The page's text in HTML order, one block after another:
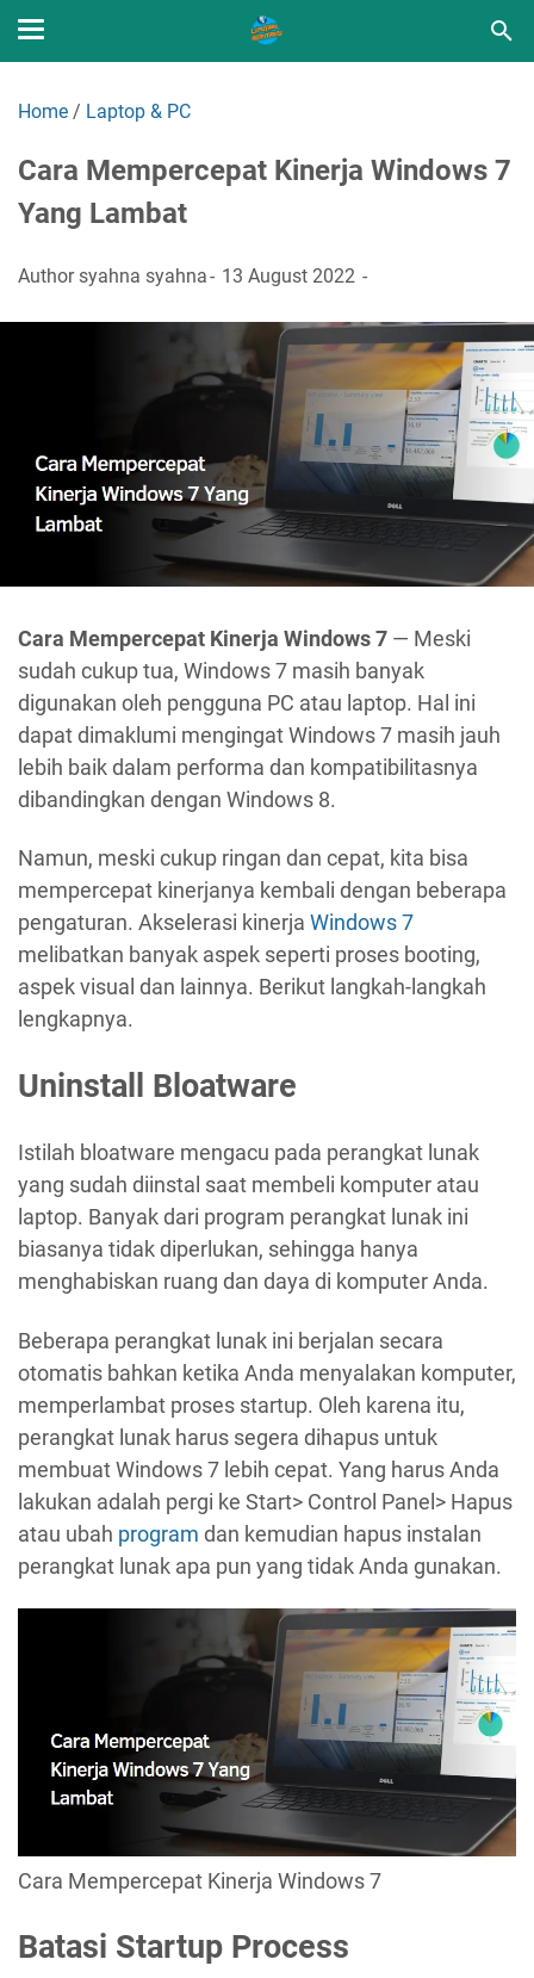
Home / Laptop & PC
Cara Mempercepat Kinerja Windows 7
Yang Lambat
Authorsyahna syahna 13 August 2022
Cara Mempercepat Kinerja Windows 7 — Meski
sudah cukup tua, Windows 7 masih banyak
digunakan oleh pengguna PC atau laptop. Hal ini
dapat dimaklumi mengingat Windows 7 masih jauh
lebih baik dalam performa dan kompatibilitasnya
dibandingkan dengan Windows 8.
Namun, meski cukup ringan dan cepat, kita bisa
mempercepat kinerjanya kembali dengan beberapa
pengaturan. Akselerasi kinerja Windows 7
melibatkan banyak aspek seperti proses booting,
aspek visual dan lainnya. Berikut langkah-langkah
lengkapnya.
Uninstall Bloatware
Istilah bloatware mengacu pada perangkat lunak
yang sudah diinstal saat membeli komputer atau
laptop. Banyak dari program perangkat lunak ini
biasanya tidak diperlukan, sehingga hanya
menghabiskan ruang dan daya di komputer Anda.
Beberapa perangkat lunak ini berjalan secara
otomatis bahkan ketika Anda menyalakan komputer,
memperlambat proses startup. Oleh karena itu,
perangkat lunak harus segera dihapus untuk
membuat Windows 7 lebih cepat. Yang harus Anda
lakukan adalah pergi ke Start> Control Panel> Hapus
atau ubah program dan kemudian hapus instalan
perangkat lunak apa pun yang tidak Anda gunakan.
Cara Mempercepat Kinerja Windows 7
Batasi Startup Process